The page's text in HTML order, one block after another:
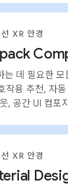
XR 안경
는 데 필요한
작용 추천, 자
, 공간 UI 컴포
XR 안경